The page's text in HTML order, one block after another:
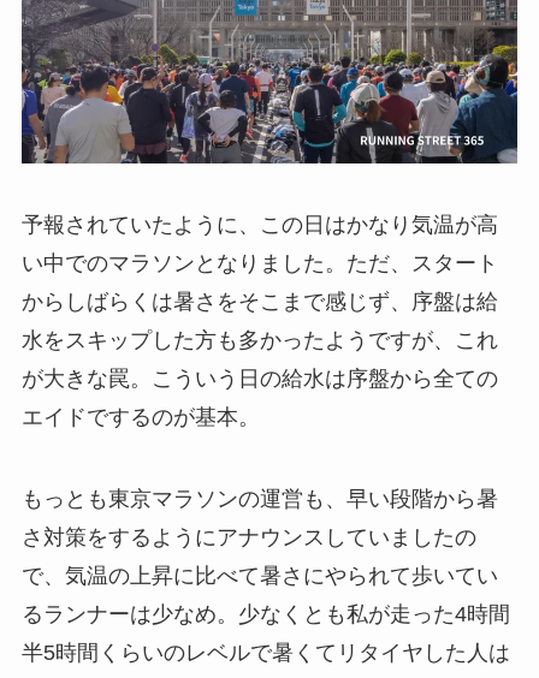
予報されていたように、この日はかなり気温が高
い中でのマラソンとなりました。ただ、スタート
からしばらくは暑さをそこまで感じず、序盤は給
水をスキップした方も多かったようですが、これ
が大きな罠。こういう日の給水は序盤から全ての
エイドでするのが基本。
もっとも東京マラソンの運営も、早い段階から暑
さ対策をするようにアナウンスしていましたの
で、気温の上昇に比べて暑さにやられて歩いてい
るランナーは少なめ。少なくとも私が走った4時間
半5時間くらいのレベルで暑くてリタイヤした人は